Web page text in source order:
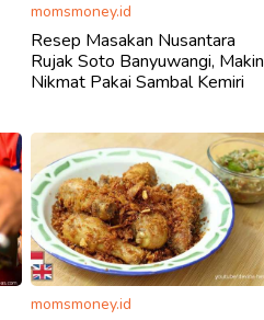
momsmoney.id
Resep Masakan Nusantara
Rujak Soto Banyuwangi, Makin
Nikmat Pakai Sambal Kemiri
momsmoney.id